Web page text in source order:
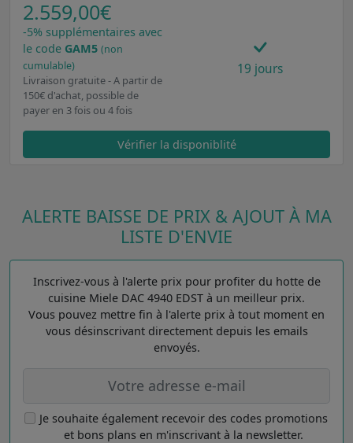
2.559,00€
-5% supplémentaires avec
le code GAM5 (non
cumulable)
Livraison gratuite - A partir de
150€ d'achat, possible de
payer en 3 fois ou 4 fois
19 jours
Vérifier la disponiblité
ALERTE BAISSE DE PRIX & AJOUT À MA
LISTE D'ENVIE
Inscrivez-vous à l'alerte prix pour profiter du hotte de
cuisine Miele DAC 4940 EDST à un meilleur prix.
Vous pouvez mettre fin à l'alerte prix à tout moment en
vous désinscrivant directement depuis les emails
envoyés.
Je souhaite également recevoir des codes promotions
et bons plans en m'inscrivant à la newsletter.